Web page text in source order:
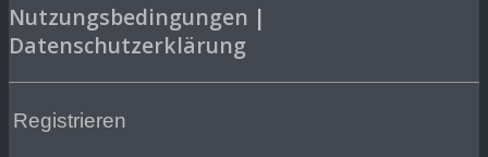
Nutzungsbedingungen |
Datenschutzerklärung
Registrieren